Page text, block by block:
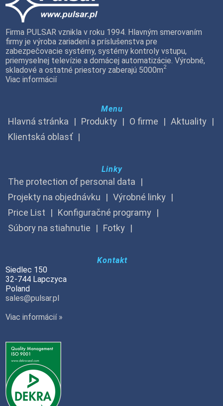
Firma PULSAR vznikla v roku 1994. Hlavným smerovaním
firmy je výroba zariadení a príslušenstva pre
zabezpečovacie systémy, systémy kontroly vstupu,
priemyselnej televízie a domácej automatizácie. Výrobné,
skladové a ostatné priestory zaberajú 5000m2
Viac informácií
Menu
Hlavná stránka Produkty O firme
Aktuality
Klientská oblasť
Linky
The protection of personal data
Projekty na objednávku
Výrobné linky
Price List
Konfiguračné programy
Súbory na stiahnutie
Fotky
Kontakt
Siedlec 150
32-744 Lapczyca
Poland
sales@pulsar.pl
Viac informácií »